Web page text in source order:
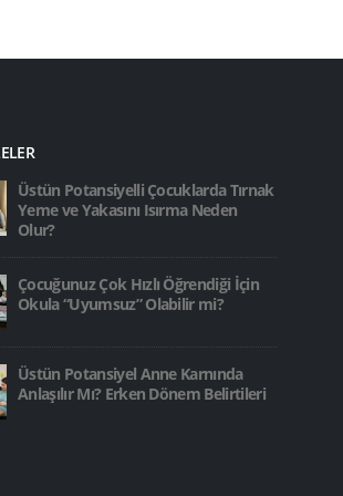
Üstün Potansiyelli Çocuklarda Tırnak
Yeme ve Yakasını Isırma Neden
Olur?
Çocuğunuz Çok Hızlı Öğrendiği İçin
Okula “Uyumsuz” Olabilir mi?
Üstün Potansiyel Anne Karnında
Anlaşılır Mı? Erken Dönem Belirtileri